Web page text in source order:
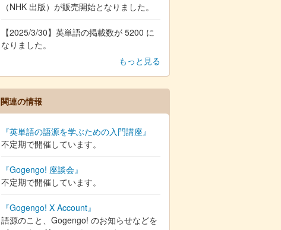
（NHK 出版）が販売開始となりました。
【2025/3/30】英単語の掲載数が 5200 に
なりました。
もっと見る
関連の情報
『英単語の語源を学ぶための入門講座』
不定期で開催しています。
『Gogengo! 座談会』
不定期で開催しています。
『Gogengo! X Account』
語源のこと、Gogengo! のお知らせなどを